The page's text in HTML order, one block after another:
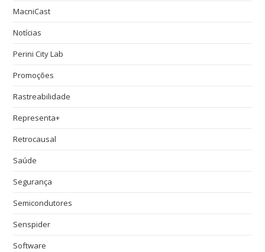
MacniCast
Notícias
Perini City Lab
Promoções
Rastreabilidade
Representa+
Retrocausal
Saúde
Segurança
Semicondutores
Senspider
Software